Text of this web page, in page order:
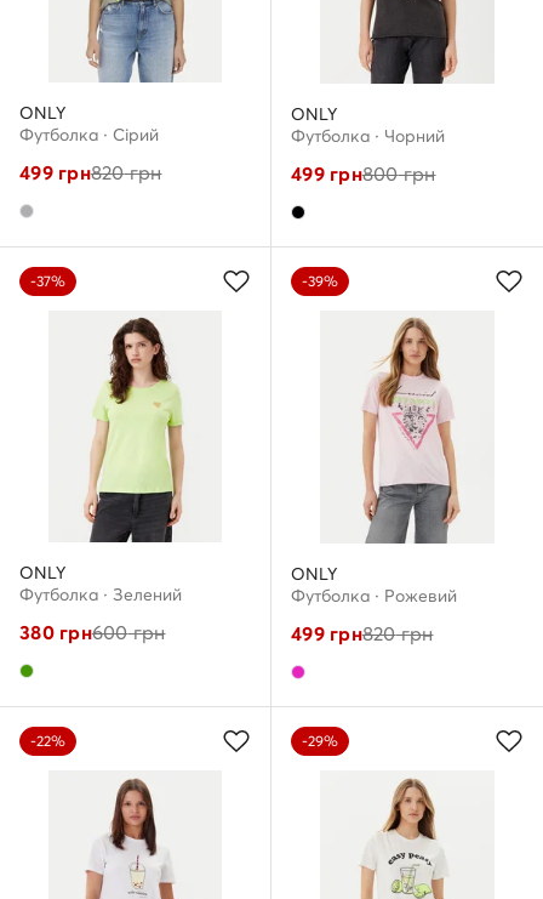
ONLY
Футболка · Сірий
499грн820грн
ONLY
Футболка · Чорний
499грн800грн
-37%
ONLY
Футболка · Зелений
380грн600грн
-39%
ONLY
Футболка · Рожевий
499грн820грн
-22% -29%